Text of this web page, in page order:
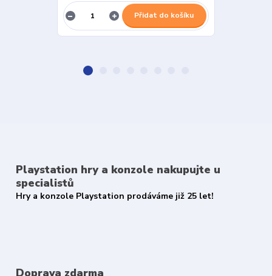
Přidat do košíku
Playstation hry a konzole nakupujte u
specialistů
Hry a konzole Playstation prodáváme již 25 let!
Doprava zdarma